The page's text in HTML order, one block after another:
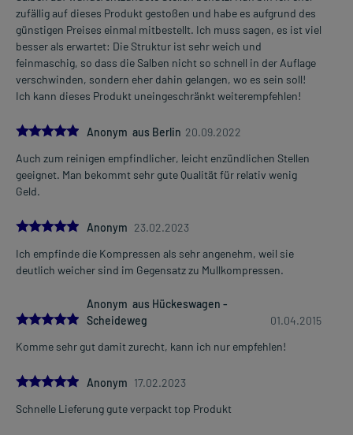
zufällig auf dieses Produkt gestoßen und habe es aufgrund des
günstigen Preises einmal mitbestellt. Ich muss sagen, es ist viel
besser als erwartet: Die Struktur ist sehr weich und
feinmaschig, so dass die Salben nicht so schnell in der Auflage
verschwinden, sondern eher dahin gelangen, wo es sein soll!
Ich kann dieses Produkt uneingeschränkt weiterempfehlen!
5.0Anonym aus Berlin 20.09.2022
Auch zum reinigen empfindlicher, leicht enzündlichen Stellen
geeignet. Man bekommt sehr gute Qualität für relativ wenig
Geld.
5.0Anonym 23.02.2023
Ich empfinde die Kompressen als sehr angenehm, weil sie
deutlich weicher sind im Gegensatz zu Mullkompressen.
5.0
Anonym aus Hückeswagen -
Scheideweg
01.04.2015
Komme sehr gut damit zurecht, kann ich nur empfehlen!
5.0Anonym 17.02.2023
Schnelle Lieferung gute verpackt top Produkt